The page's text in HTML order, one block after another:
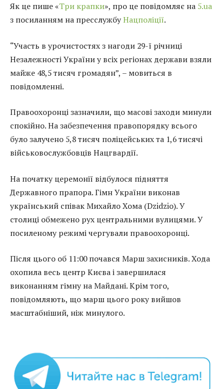
Як це пише «Три крапки», про це повідомляє на 5.ua
з посиланням на пресслужбуНацполіції.
“Участь в урочистостях з нагоди 29-ї річниці
Незалежності України у всіх регіонах держави взяли
майже 48,5 тисяч громадян”, – мовиться в
повідомленні.
Правоохоронці зазначили, що масові заходи минули
спокійно. На забезпечення правопорядку всього
було залучено 5,8 тисяч поліцейських та 1,6 тисячі
військовослужбовців Нацгвардії.
На початку церемонії відбулося підняття
Державного прапора. Гімн України виконав
український співак Михайло Хома (Dzidzio). У
столиці обмежено рух центральними вулицями. У
посиленому режимі чергували правоохоронці.
Після цього об 11:00 почався Марш захисників. Хода
охопила весь центр Києва і завершилася
виконанням гімну на Майдані. Крім того,
повідомляють, що марш цього року вийшов
масштабніший, ніж минулого.